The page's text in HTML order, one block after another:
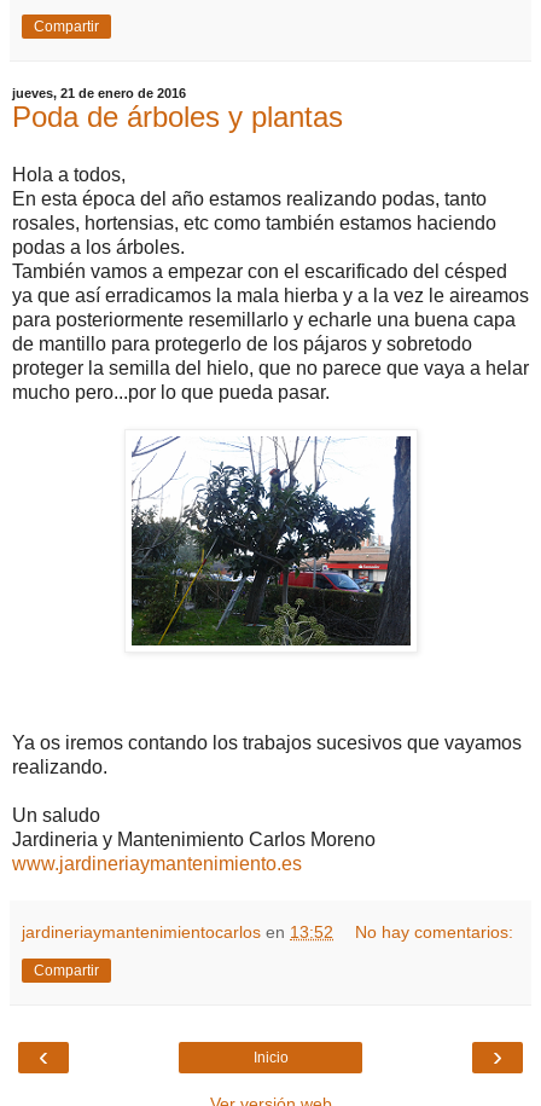
Compartir
jueves, 21 de enero de 2016
Poda de árboles y plantas
Hola a todos,
En esta época del año estamos realizando podas, tanto
rosales, hortensias, etc como también estamos haciendo
podas a los árboles.
También vamos a empezar con el escarificado del césped
ya que así erradicamos la mala hierba y a la vez le aireamos
para posteriormente resemillarlo y echarle una buena capa
de mantillo para protegerlo de los pájaros y sobretodo
proteger la semilla del hielo, que no parece que vaya a helar
mucho pero...por lo que pueda pasar.
Ya os iremos contando los trabajos sucesivos que vayamos
realizando.
Un saludo
Jardineria y Mantenimiento Carlos Moreno
www.jardineriaymantenimiento.es
jardineriaymantenimientocarlos en 13:52 No hay comentarios:
Compartir
‹ ›
Inicio